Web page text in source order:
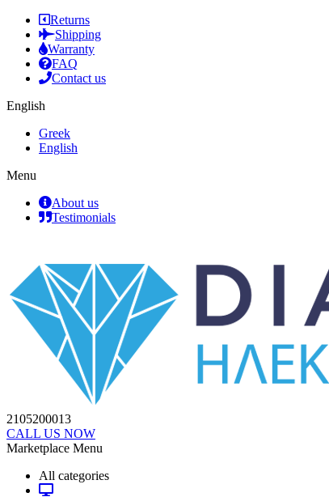
Returns
Shipping
Warranty
FAQ
Contact us
English
Greek
English
Menu
About us
Testimonials
2105200013
CALL US NOW
Marketplace Menu
All categories